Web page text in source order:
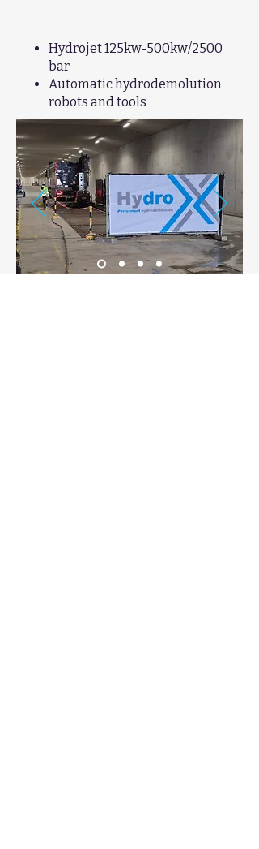
Hydrojet 125kw-500kw/2500
bar
Automatic hydrodemolution
robots and tools